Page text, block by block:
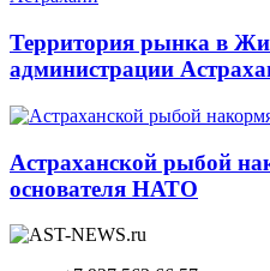
Территория рынка в
администрации
Астраханской рыбой
основателя НАТО